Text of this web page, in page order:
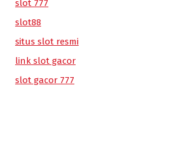
slot 777
slot88
situs slot resmi
link slot gacor
slot gacor 777